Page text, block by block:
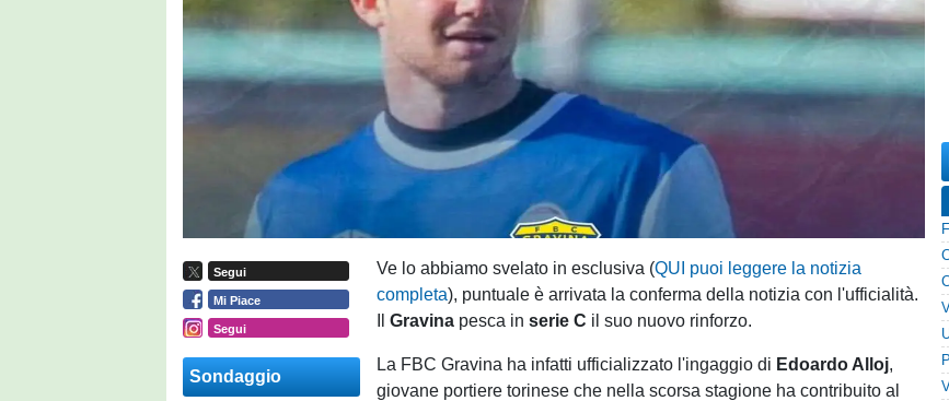
Segui
Mi Piace
Segui
Sondaggio
Ve lo abbiamo svelato in esclusiva (QUI puoi leggere la notizia
completa), puntuale è arrivata la conferma della notizia con l'ufficialità.
IlGravina pesca inserie C il suo nuovo rinforzo.
La FBC Gravina ha infatti ufficializzato l'ingaggio di Edoardo Alloj,
giovane portiere torinese che nella scorsa stagione ha contribuito al